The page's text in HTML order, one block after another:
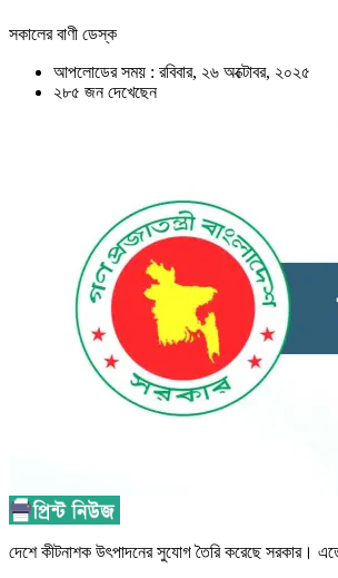
সকালের বাণী ডেস্ক
আপলোডের সময় : রবিবার, ২৬ অক্টোবর, ২০২৫
২৮৫ জন দেখেছেন
দেশে কীটনাশক উৎপাদনের সুযোগ তৈরি করেছে সরকার।